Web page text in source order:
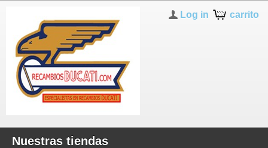
carrito
Log in
Nuestras tiendas